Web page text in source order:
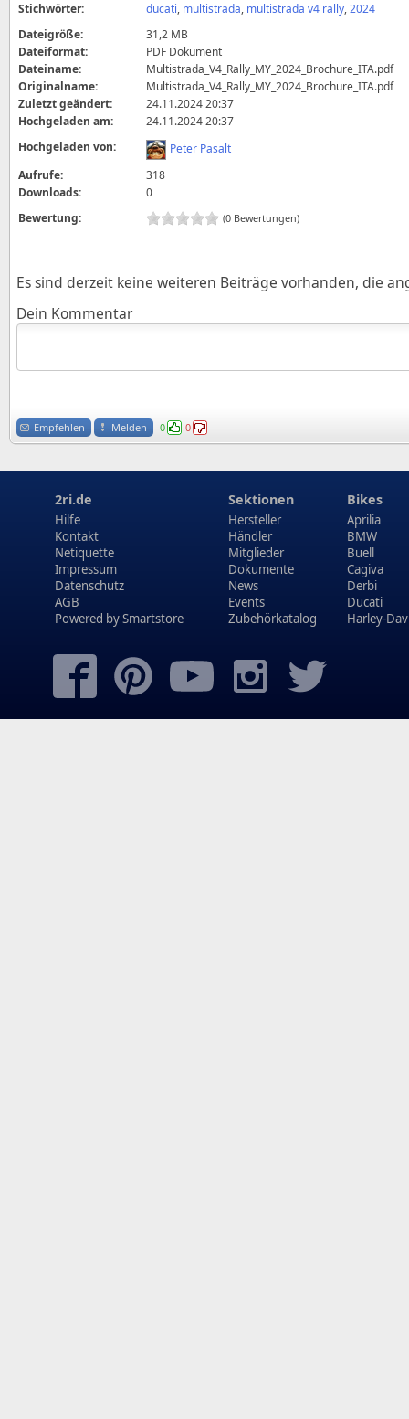
Stichwörter:
ducati, multistrada, multistrada v4 rally,2024
Dateigröße:
31,2 MB
Dateiformat:
PDF Dokument
Dateiname:
Multistrada_V4_Rally_MY_2024_Brochure_ITA.pdf
Originalname:
Multistrada_V4_Rally_MY_2024_Brochure_ITA.pdf
Zuletzt geändert:
24.11.2024 20:37
Hochgeladen am:
24.11.2024 20:37
Hochgeladen von:
Peter Pasalt
Aufrufe:
318
Downloads:
0
Bewertung:
(0 Bewertungen)
Es sind derzeit keine weiteren Beiträge vorhanden, die
Dein Kommentar
Empfehlen Melden 0 0
2ri.de
Hilfe
Kontakt
Netiquette
Impressum
Datenschutz
AGB
Powered bySmartstore
Sektionen
Hersteller
Händler
Mitglieder
Dokumente
News
Events
Zubehörkatalog
Bikes
Aprilia
BMW
Buell
Cagiva
Derbi
Ducati
Harley-